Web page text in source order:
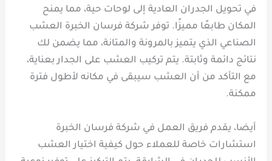
في تحويل الجدران العادية إلى لوحات حية، مما يمنح
المكان طابعًا مميزًا. توفر شركة فرسان الخبرة العشب
الصناعي الذي يتميز بالمرونة والمتانة، مما يضمن لك
نتائج دائمة وثابتة. يتم تركيب العشب على الجدار بعناية،
مع التأكد من أن العشب سيبقى في مكانه لأطول فترة
ممكنة.
أيضا، يقدم فريق العمل في شركة فرسان الخبرة
استشارات خاصة للعملاء حول كيفية اختيار العشب